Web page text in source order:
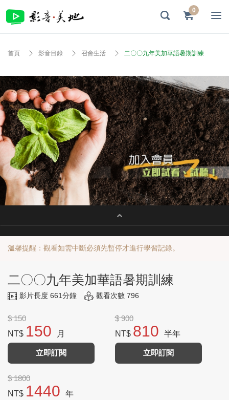
0
首頁 影音目錄 召會生活 二〇〇九年美加華語暑期訓練
溫馨提醒：觀看如需中斷必須先暫停才進行學習記錄。
二〇〇九年美加華語暑期訓練
影片長度 661分鐘 觀看次數 796
$ 150
NT$ 150 月
立即訂閱
$ 900
NT$ 810 半年
立即訂閱
$ 1800
NT$ 1440 年